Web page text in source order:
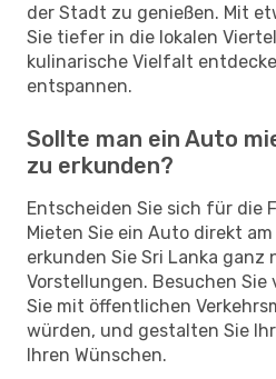
der Stadt zu genießen. Mit
Sie tiefer in die lokalen
kulinarische Vielfalt
entspannen.
Sollte man ein Auto
zu erkunden?
Entscheiden Sie sich für die
Mieten Sie ein Auto direkt
erkunden Sie Sri Lanka ganz
Vorstellungen. Besuchen
Sie mit öffentlichen
würden, und gestalten Sie
Ihren Wünschen.